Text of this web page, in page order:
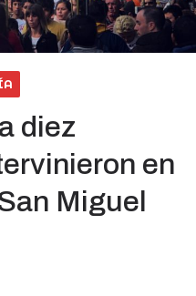
diez
en
Miguel